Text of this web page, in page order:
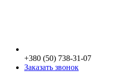
+380 (50) 738-31-07
Заказать звонок